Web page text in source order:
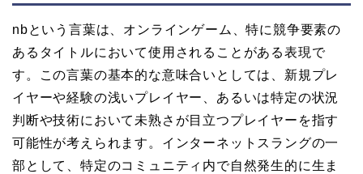
nbという言葉は、オンラインゲーム、特に競争要素の
あるタイトルにおいて使用されることがある表現で
す。この言葉の基本的な意味合いとしては、新規プレ
イヤーや経験の浅いプレイヤー、あるいは特定の状況
判断や技術において未熟さが目立つプレイヤーを指す
可能性が考えられます。インターネットスラングの一
部として、特定のコミュニティ内で自然発生的に生ま